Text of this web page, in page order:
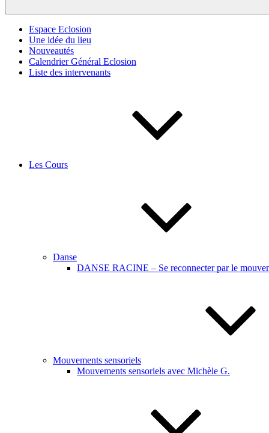
Espace Eclosion
Une idée du lieu
Nouveautés
Calendrier Général Eclosion
Liste des intervenants
Les Cours
Danse
DANSE RACINE – Se reconnecter par le
Mouvements sensoriels
Mouvements sensoriels avec Michèle G.